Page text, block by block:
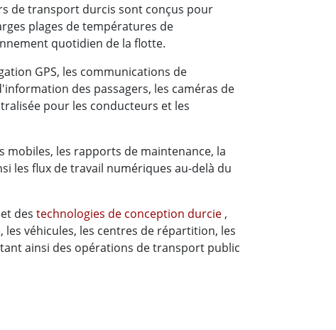
de transport durcis sont conçus pour
plages de températures de
quotidien de la flotte.
GPS, les communications de
des passagers, les caméras de
pour les conducteurs et les
mobiles, les rapports de maintenance, la
les flux de travail numériques au-delà du
et des technologies de conception durcie ,
véhicules, les centres de répartition, les
ainsi des opérations de transport public